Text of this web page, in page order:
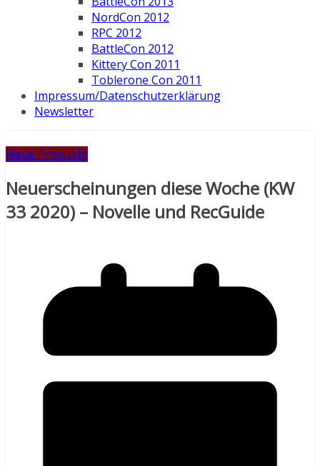
NordCon 2012
RPC 2012
BattleCon 2012
Kittery Con 2011
Toblerone Con 2011
Impressum/Datenschutzerklärung
Newsletter
Neue Produkte
Neuerscheinungen diese Woche (KW
33 2020) – Novelle und RecGuide